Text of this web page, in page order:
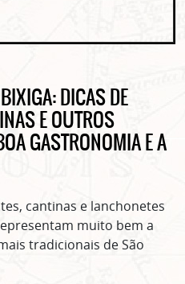
DICAS DE
E OUTROS
GASTRONOMIA E A
cantinas e lanchonetes
muito bem a
tradicionais de São